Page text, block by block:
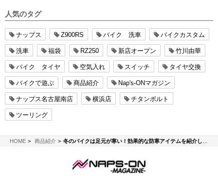
人気のタグ
ナップス Z900RS バイク 洗車 バイクカスタム
洗車 福袋 RZ250 新店オープン 竹川由華
バイク タイヤ 空気入れ スイッチ タイヤ交換
バイクで遊ぶ 商品紹介 Nap's-ONマガジン
ナップス名古屋南店 横浜店 チタンボルト
ツーリング
HOMENAPS-ON マガジン
商品紹介 冬のバイクは足元が寒い！効果的な防寒アイテムを紹介します【KOMINE／コミネ】